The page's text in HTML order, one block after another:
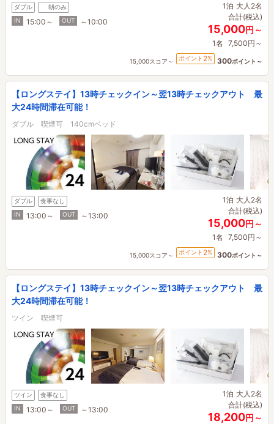
ダブル
朝のみ
IN
15:00～ OUT ～10:00
1泊 大人2名
合計(税込)
15,000円～
1名 7,500円～
15,000スコア～ ポイント 2% 300ポイント～
【ロングステイ】13時チェックイン～翌13時チェックアウト 最
大24時間滞在可能！
ダブル 喫煙可 140cmベッド
ダブル
食事なし
IN
13:00～ OUT ～13:00
1泊 大人2名
合計(税込)
15,000円～
1名 7,500円～
15,000スコア～ ポイント 2% 300ポイント～
【ロングステイ】13時チェックイン～翌13時チェックアウト 最
大24時間滞在可能！
ツイン 喫煙可
ツイン
食事なし
IN
13:00～ OUT ～13:00
1泊 大人2名
合計(税込)
18,200円～